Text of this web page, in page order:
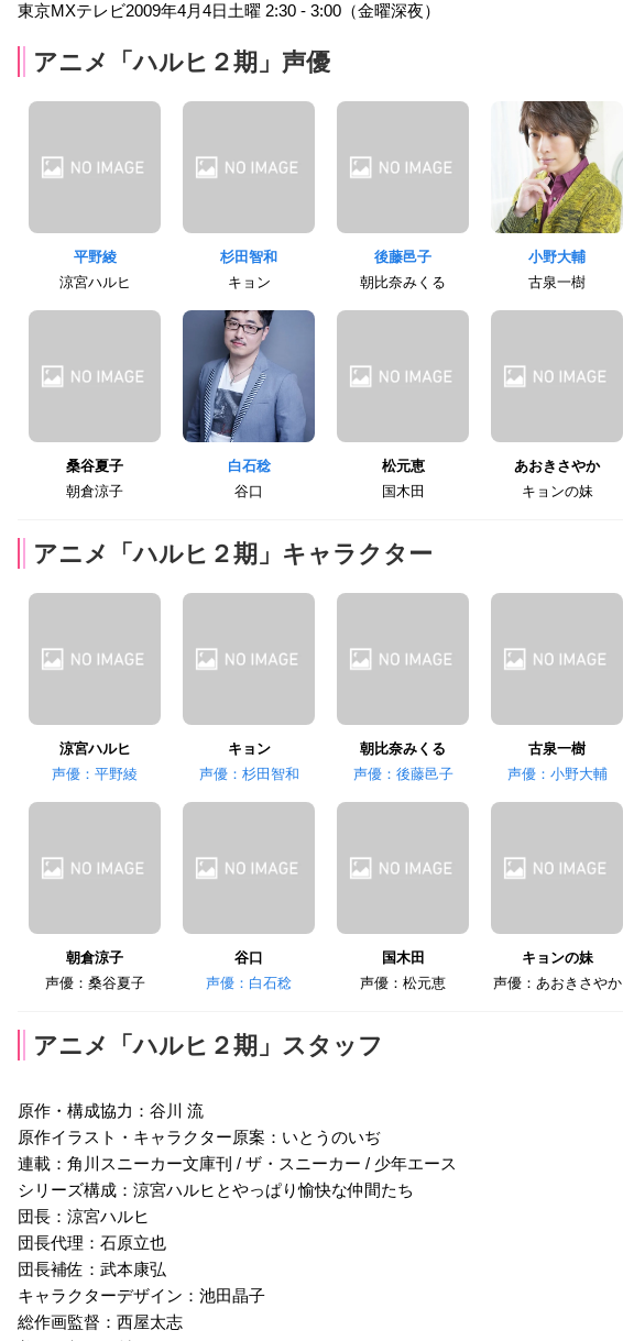
東京MXテレビ2009年4月4日土曜 2:30 - 3:00（金曜深夜）
アニメ「ハルヒ２期」声優
平野綾
涼宮ハルヒ
杉田智和
キョン
後藤邑子
朝比奈みくる
小野大輔
古泉一樹
桑谷夏子
朝倉涼子
白石稔
谷口
松元恵
国木田
あおきさやか
キョンの妹
アニメ「ハルヒ２期」キャラクター
涼宮ハルヒ
声優：平野綾
キョン
声優：杉田智和
朝比奈みくる
声優：後藤邑子
古泉一樹
声優：小野大輔
朝倉涼子
声優：桑谷夏子
谷口
声優：白石稔
国木田
声優：松元恵
キョンの妹
声優：あおきさやか
アニメ「ハルヒ２期」スタッフ
原作・構成協力：谷川 流
原作イラスト・キャラクター原案：いとうのいぢ
連載：角川スニーカー文庫刊 / ザ・スニーカー / 少年エース
シリーズ構成：涼宮ハルヒとやっぱり愉快な仲間たち
団長：涼宮ハルヒ
団長代理：石原立也
団長補佐：武本康弘
キャラクターデザイン：池田晶子
総作画監督：西屋太志